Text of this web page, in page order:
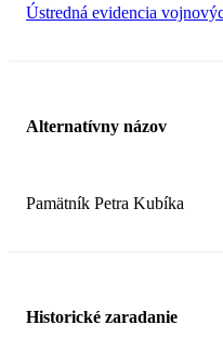
Ústredná evidencia
Alternatívny názov
Pamätník Petra Kubíka
Historické zaradanie